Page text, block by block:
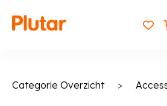
Categorie Overzicht >